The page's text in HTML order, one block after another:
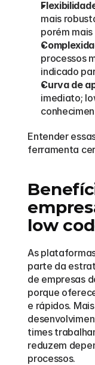
mais
porém
processos
indicado
Curva de
imediato;
Entender
ferramenta
low
As
parte da
de empresas
porque
e rápidos.
times
reduzem
processos.